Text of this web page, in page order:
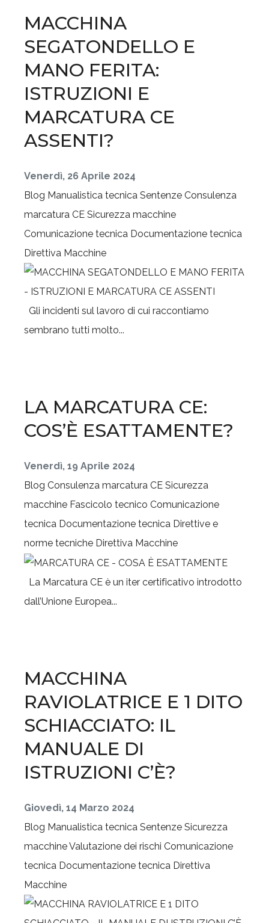
MACCHINA
SEGATONDELLO E
MANO FERITA:
ISTRUZIONI E
MARCATURA CE
ASSENTI?
Venerdì, 26 Aprile 2024
Blog Manualistica tecnica Sentenze Consulenza
marcatura CE Sicurezza macchine
Comunicazione tecnica Documentazione tecnica
Direttiva Macchine
Gli incidenti sul lavoro di cui raccontiamo
sembrano tutti molto...
LA MARCATURA CE:
COS’È ESATTAMENTE?
Venerdì, 19 Aprile 2024
Blog Consulenza marcatura CE Sicurezza
macchine Fascicolo tecnico Comunicazione
tecnica Documentazione tecnica Direttive e
norme tecniche Direttiva Macchine
La Marcatura CE è un iter certificativo introdotto
dall’Unione Europea...
MACCHINA
RAVIOLATRICE E 1 DITO
SCHIACCIATO: IL
MANUALE DI
ISTRUZIONI C’È?
Giovedì, 14 Marzo 2024
Blog Manualistica tecnica Sentenze Sicurezza
macchineValutazione dei rischi Comunicazione
tecnica Documentazione tecnica Direttiva
Macchine